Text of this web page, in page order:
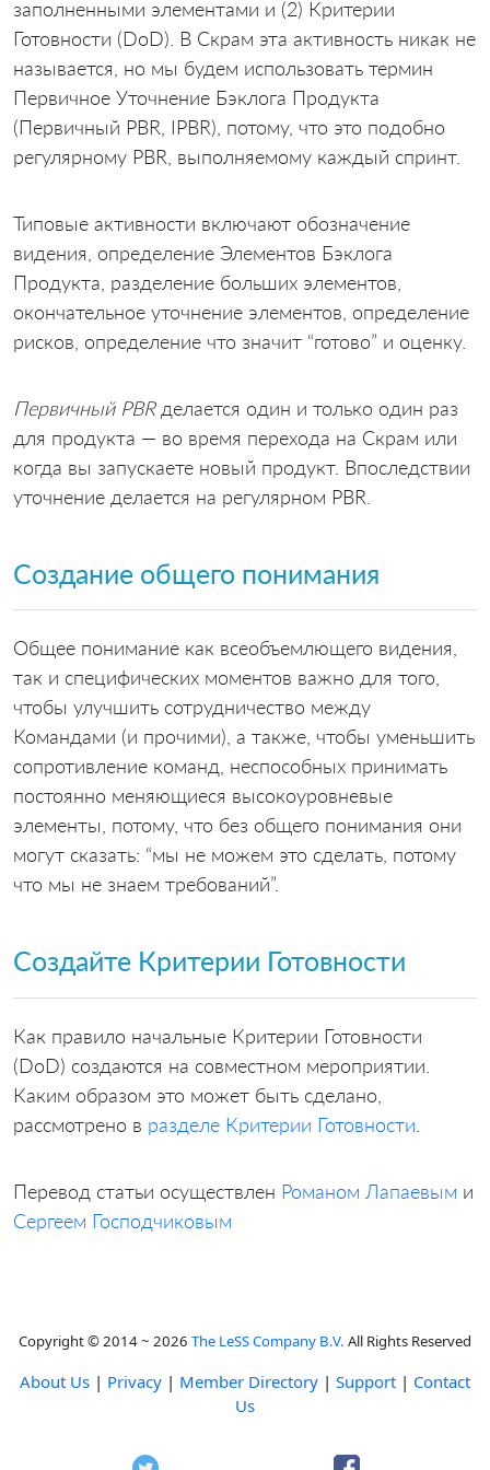
заполненными элементами и (2) Критерии
Готовности (DoD). В Скрам эта активность никак не
называется, но мы будем использовать термин
Первичное Уточнение Бэклога Продукта
(Первичный PBR, IPBR), потому, что это подобно
регулярному PBR, выполняемому каждый спринт.
Типовые активности включают обозначение
видения, определение Элементов Бэклога
Продукта, разделение больших элементов,
окончательное уточнение элементов, определение
рисков, определение что значит “готово” и оценку.
Первичный PBRделается один и только один раз
для продукта — во время перехода на Скрам или
когда вы запускаете новый продукт. Впоследствии
уточнение делается на регулярном PBR.
Создание общего понимания
Общее понимание как всеобъемлющего видения,
так и специфических моментов важно для того,
чтобы улучшить сотрудничество между
Командами (и прочими), а также, чтобы уменьшить
сопротивление команд, неспособных принимать
постоянно меняющиеся высокоуровневые
элементы, потому, что без общего понимания они
могут сказать: “мы не можем это сделать, потому
что мы не знаем требований”.
Создайте Критерии Готовности
Как правило начальные Критерии Готовности
(DoD) создаются на совместном мероприятии.
Каким образом это может быть сделано,
рассмотрено в разделе Критерии Готовности
Перевод статьи осуществлен Романом Лапаевым и
Сергеем Господчиковым
Copyright © 2014 ~ 2026 The LeSS Company B.V. All Rights Reserved
About Us | Privacy | Member Directory | Support | Contact
Us